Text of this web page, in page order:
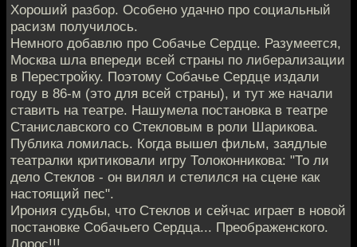
Хороший разбор. Особено удачно про социальный
расизм получилось.
Немного добавлю про Собачье Сердце. Разумеется,
Москва шла впереди всей страны по либерализации
в Перестройку. Поэтому Собачье Сердце издали
году в 86-м (это для всей страны), и тут же начали
ставить на театре. Нашумела постановка в театре
Станиславского со Стекловым в роли Шарикова.
Публика ломилась. Когда вышел фильм, заядлые
театралки критиковали игру Толоконникова: "То ли
дело Стеклов - он вилял и стелился на сцене как
настоящий пес".
Ирония судьбы, что Стеклов и сейчас играет в новой
постановке Собачьего Сердца... Преображенского.
Дорос!!!